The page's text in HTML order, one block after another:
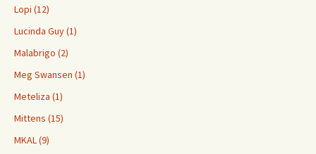
Lopi (12)
Lucinda Guy (1)
Malabrigo (2)
Meg Swansen (1)
Meteliza (1)
Mittens (15)
MKAL (9)